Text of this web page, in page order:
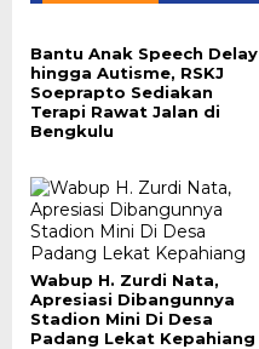
Bantu Anak Speech Delay
hingga Autisme, RSKJ
Soeprapto Sediakan
Terapi Rawat Jalan di
Bengkulu
Wabup H. Zurdi Nata,
Apresiasi Dibangunnya
Stadion Mini Di Desa
Padang Lekat Kepahiang